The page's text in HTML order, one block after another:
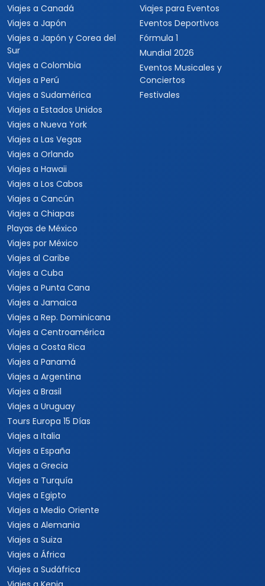
Viajes a Canadá
Viajes a Japón
Viajes a Japón y Corea del
Sur
Viajes a Colombia
Viajes a Perú
Viajes a Sudamérica
Viajes a Estados Unidos
Viajes a Nueva York
Viajes a Las Vegas
Viajes a Orlando
Viajes a Hawaii
Viajes a Los Cabos
Viajes a Cancún
Viajes a Chiapas
Playas de México
Viajes por México
Viajes al Caribe
Viajes a Cuba
Viajes a Punta Cana
Viajes a Jamaica
Viajes a Rep. Dominicana
Viajes a Centroamérica
Viajes a Costa Rica
Viajes a Panamá
Viajes a Argentina
Viajes a Brasil
Viajes a Uruguay
Tours Europa 15 Días
Viajes a Italia
Viajes a España
Viajes a Grecia
Viajes a Turquía
Viajes a Egipto
Viajes a Medio Oriente
Viajes a Alemania
Viajes a Suiza
Viajes a África
Viajes a Sudáfrica
Viajes para Eventos
Eventos Deportivos
Fórmula 1
Mundial 2026
Eventos Musicales y
Conciertos
Festivales